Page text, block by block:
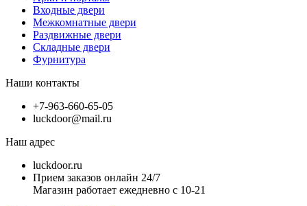
Входные двери
Межкомнатные двери
Раздвижные двери
Складные двери
Фурнитура
Наши контакты
+7-963-660-65-05
luckdoor@mail.ru
Наш адрес
luckdoor.ru
Прием заказов онлайн 24/7
Магазин работает ежедневно с 10-21